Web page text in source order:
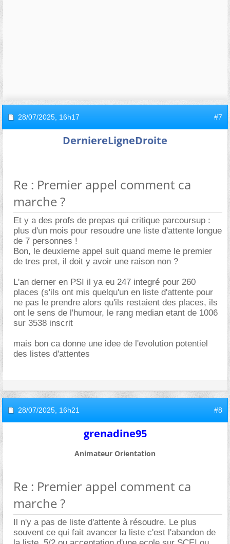
28/07/2025, 16h17 #7
DerniereLigneDroite
Re : Premier appel comment ca
marche ?
Et y a des profs de prepas qui critique parcoursup :
plus d'un mois pour resoudre une liste d'attente longue
de 7 personnes !
Bon, le deuxieme appel suit quand meme le premier
de tres pret, il doit y avoir une raison non ?
L'an derner en PSI il ya eu 247 integré pour 260
places (s'ils ont mis quelqu'un en liste d'attente pour
ne pas le prendre alors qu'ils restaient des places, ils
ont le sens de l'humour, le rang median etant de 1006
sur 3538 inscrit
mais bon ca donne une idee de l'evolution potentiel
des listes d'attentes
28/07/2025, 16h21 #8
grenadine95
Animateur Orientation
Re : Premier appel comment ca
marche ?
Il n'y a pas de liste d'attente à résoudre. Le plus
souvent ce qui fait avancer la liste c'est l'abandon de